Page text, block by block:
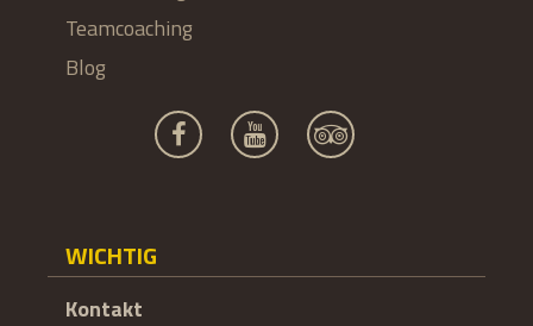
Teamcoaching
Blog
WICHTIG
Kontakt